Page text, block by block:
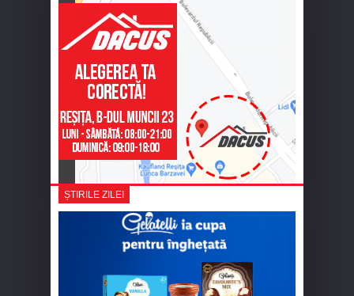
ȘTIRILE ZILEI